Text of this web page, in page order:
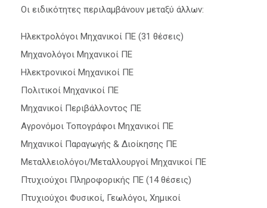
Οι ειδικότητες περιλαμβάνουν μεταξύ άλλων:
Ηλεκτρολόγοι Μηχανικοί ΠΕ (31 θέσεις)
Μηχανολόγοι Μηχανικοί ΠΕ
Ηλεκτρονικοί Μηχανικοί ΠΕ
Πολιτικοί Μηχανικοί ΠΕ
Μηχανικοί Περιβάλλοντος ΠΕ
Αγρονόμοι Τοπογράφοι Μηχανικοί ΠΕ
Μηχανικοί Παραγωγής & Διοίκησης ΠΕ
Μεταλλειολόγοι/Μεταλλουργοί Μηχανικοί ΠΕ
Πτυχιούχοι Πληροφορικής ΠΕ (14 θέσεις)
Πτυχιούχοι Φυσικοί, Γεωλόγοι, Χημικοί